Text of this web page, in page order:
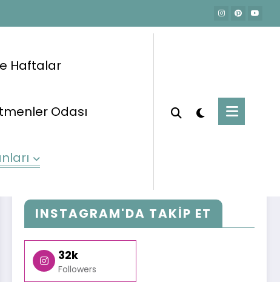
Haftalar
Odası
Şubat Planları
INSTAGRAM'DA TAKİP ET
32k
Followers